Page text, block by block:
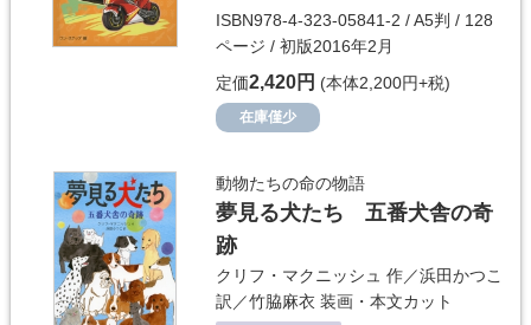
ISBN978-4-323-05841-2 / A5判 / 128
ページ / 初版2016年2月
定価2,420円 (本体2,200円+税)
在庫僅少
動物たちの命の物語
夢見る犬たち 五番犬舎の奇
跡
クリフ・マクニッシュ 作／浜田かつこ
訳／竹脇麻衣 装画・本文カット